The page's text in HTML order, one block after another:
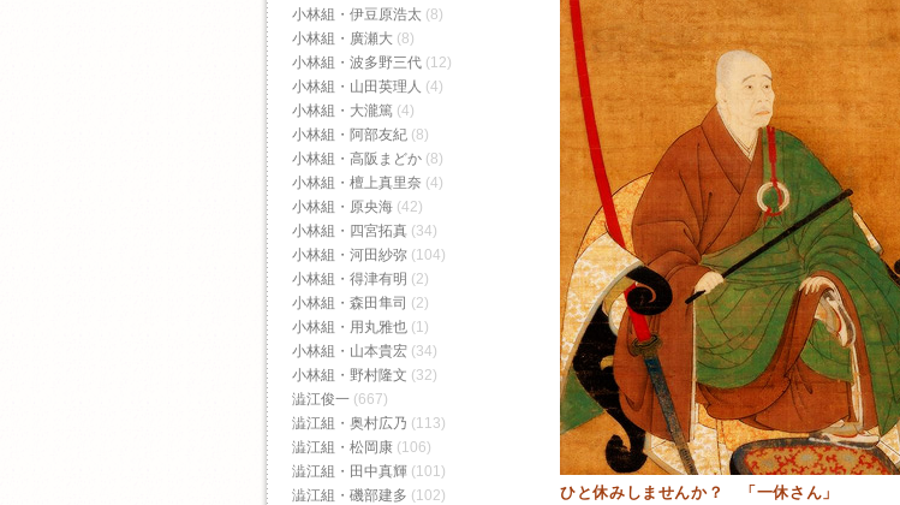
ひと休みしませんか？ 「一休さん」
小林組・伊豆原浩太 (8)
小林組・廣瀬大 (8)
小林組・波多野三代 (12)
小林組・山田英理人 (4)
小林組・大瀧篤 (4)
小林組・阿部友紀 (8)
小林組・高阪まどか (8)
小林組・檀上真里奈 (4)
小林組・原央海 (42)
小林組・四宮拓真 (34)
小林組・河田紗弥 (104)
小林組・得津有明 (2)
小林組・森田隼司 (2)
小林組・用丸雅也 (1)
小林組・山本貴宏 (34)
小林組・野村隆文 (32)
澁江俊一 (667)
澁江組・奥村広乃 (113)
澁江組・松岡康 (106)
澁江組・田中真輝 (101)
澁江組・磯部建多 (102)